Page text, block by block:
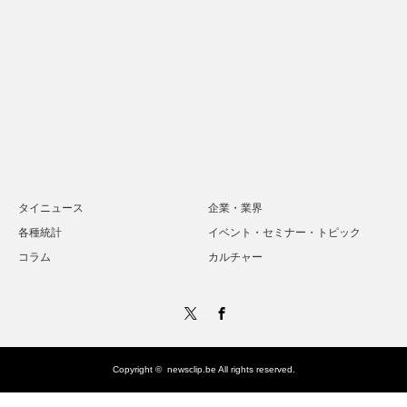
タイニュース
企業・業界
各種統計
イベント・セミナー・トピック
コラム
カルチャー
Copyright © newsclip.be All rights reserved.